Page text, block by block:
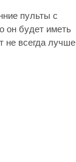
пульты с
он будет иметь
не всегда лучше